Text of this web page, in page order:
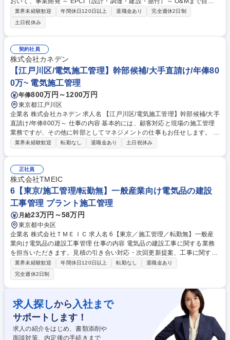
で一括して行う、再生可能エネルギー分野でトップシェアを誇る注目の企
業です。 ※建物の改変を伴う業務は含まない。 ・CADを使用した作図業
務および一般的なオフィスソフトを用いた資料作成、データ整理 【ワーク
ライフバランス充実の環境】 年間休日127日、土日祝休みのため、プライ
ベートとの両立が可能です。長期的に就業したい方にオススメの環境で
す。 募集職種 【東京/土木CADオペレーター】風力発電や巨大インフラを
支える/年間休日127日
業界未経験歓迎 年間休日120日以上 退職金あり
完全週休2日制
土日祝休み
契約社員
株式会社カネデン
【江戸川区/電気施工管理】幹部候補/大手直請け/年俸80
0万~ 電気施工管理
年俸800万円～1200万円
東京都江戸川区
企業名 株式会社カネデン 求人名 【江戸川区/電気施工管理】幹部候補/大手
直請け/年俸800万～ 仕事の内容 基本的には、顧客対応と現場の施工管理
業務ですが、その他に幹部としてマネジメントの仕事もお任せします。 ※
業務内容の変更範囲：変更なし 【プレーヤー業務】■現場調査■見積作成■
ャー業務】■チームメンバー（施工管理職）の育成・指導■工事案件の進捗
モニタリングとトラブル対応■労務管理■新人の採用やパートナー企業との
連携強化など施工管理職としての現場業務と顧客対応及び経営者目線での
マネジメント業務 募集職種 【江戸川区/電気施工管理】幹部候補/大手直請
け/年俸800万～
業界未経験歓迎 転勤なし 退職金あり 土日祝休み
正社員
株式会社TMEIC
6【東京/施工管理/転勤無】一般産業向け電気品の建設
工事管理 プラント施工管理
月給23万円～58万円
東京都中央区
企業名 株式会社ＴＭＥＩＣ 求人名 6【東京／施工管理／転勤無】一般産
業向け電気品の建設工事管理 仕事の内容 電気品の建設工事に関する業務
を担当いただきます。見積の引き合い対応・次回更新提案、工事に関する
見積業務、工事基本設計・現場調査、下請け発注、現地施工管理までの取
りまとめを行います 担当製品：TMEIC・東芝・三菱電機・その他メーカ
の電気品等 顧客業界：一般産業・鉄鋼業界における生産設備を有する企業
出張：あり 期間：現場の規模によりますが、平均すると2ヶ月～3ヶ月程
度になります。現場の掛け持ちは、見積り・工事計画時点では数件の案件
を掛け持つことはありますが、現場管理においては複数案件の掛け持ちは
ありません。 募集職種 6【東京／施工管理／転勤無】一般産業向け電気品
の建設工事管理
業界未経験歓迎 年間休日120日以上 転勤なし
退職金あり
完全週休2日制
求人探しから 入社まで
サポートします！
求人の紹介をはじめ、書類添削や
面談対策、内定後の手続きまで